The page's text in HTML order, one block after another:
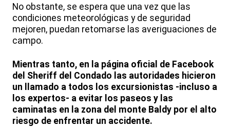
No obstante, se espera que una vez que las
condiciones meteorológicas y de seguridad
mejoren, puedan retomarse las averiguaciones de
campo.
Mientras tanto, en la página oficial de Facebook
del Sheriff del Condado las autoridades hicieron
un llamado a todos los excursionistas -incluso a
los expertos- a evitar los paseos y las
caminatas en la zona del monte Baldy por el alto
riesgo de enfrentar un accidente.